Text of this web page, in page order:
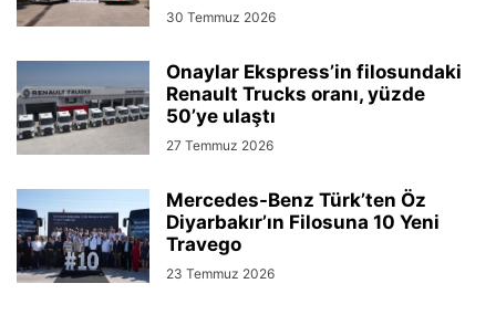
30 Temmuz 2026
Onaylar Ekspress’in filosundaki
Renault Trucks oranı, yüzde
50’ye ulaştı
27 Temmuz 2026
Mercedes-Benz Türk’ten Öz
Diyarbakır’ın Filosuna 10 Yeni
Travego
23 Temmuz 2026